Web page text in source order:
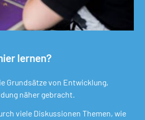
lernen?
Grundsätze von Entwicklung,
näher gebracht.
viele Diskussionen Themen, wie